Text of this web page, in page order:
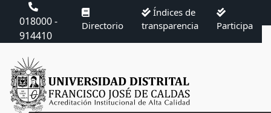
018000 -
914410
Directorio
Índices de
transparencia
Participa